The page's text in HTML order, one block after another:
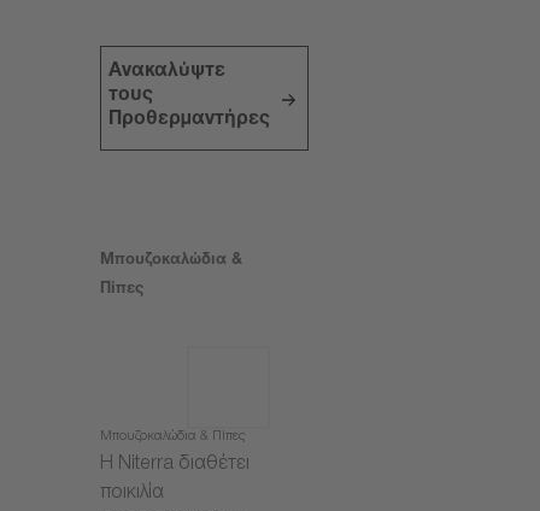
Ανακαλύψτε
τους
Προθερμαντήρες
Μπουζοκαλώδια &
Πίπες
Μπουζοκαλώδια & Πίπες
Η Niterra διαθέτει
ποικιλία